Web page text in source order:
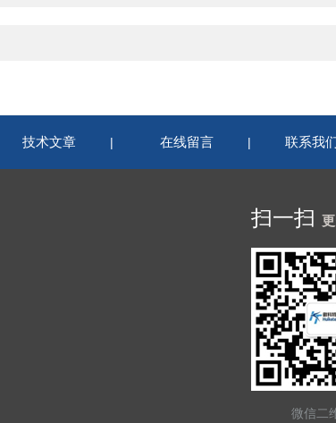
技术文章 | 在线留言 | 联系我
扫一扫
微信二